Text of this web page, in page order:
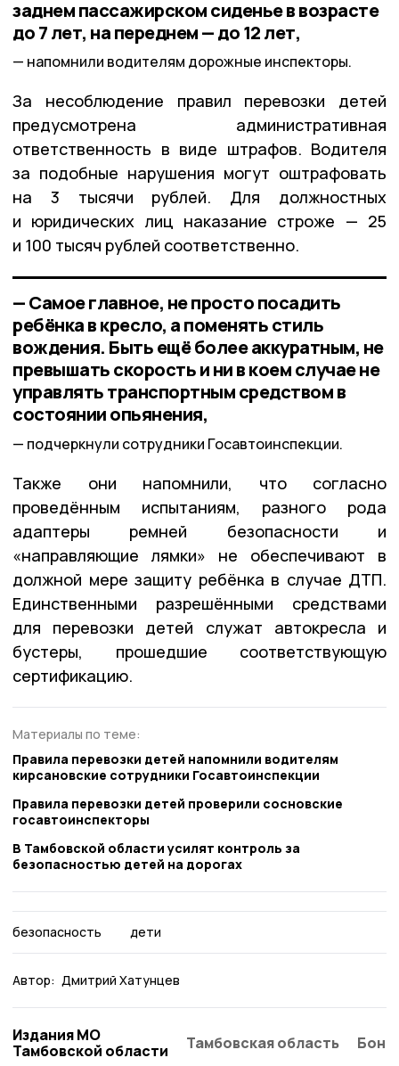
заднем пассажирском сиденье в возрасте
до 7 лет, на переднем — до 12 лет,
напомнили водителям дорожные инспекторы.
За несоблюдение правил перевозки детей
предусмотрена административная
ответственность в виде штрафов. Водителя
за подобные нарушения могут оштрафовать
на 3 тысячи рублей. Для должностных
и юридических лиц наказание строже — 25
и 100 тысяч рублей соответственно.
— Самое главное, не просто посадить
ребёнка в кресло, а поменять стиль
вождения. Быть ещё более аккуратным, не
превышать скорость и ни в коем случае не
управлять транспортным средством в
состоянии опьянения,
подчеркнули сотрудники Госавтоинспекции.
Также они напомнили, что согласно
проведённым испытаниям, разного рода
адаптеры ремней безопасности и
«направляющие лямки» не обеспечивают в
должной мере защиту ребёнка в случае ДТП.
Единственными разрешёнными средствами
для перевозки детей служат автокресла и
бустеры, прошедшие соответствующую
сертификацию.
Материалы по теме:
Правила перевозки детей напомнили водителям
кирсановские сотрудники Госавтоинспекции
Правила перевозки детей проверили сосновские
госавтоинспекторы
В Тамбовской области усилят контроль за
безопасностью детей на дорогах
безопасность дети
Автор: Дмитрий Хатунцев
Издания МО
Тамбовской области
Тамбовская область